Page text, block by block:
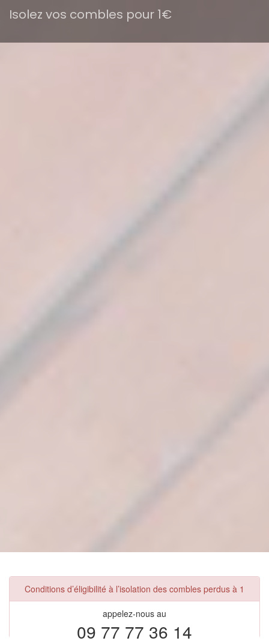
Isolez vos combles pour 1€
Conditions d’éligibilité à l’isolation des combles perdus à 1
appelez-nous au
09 77 77 36 14